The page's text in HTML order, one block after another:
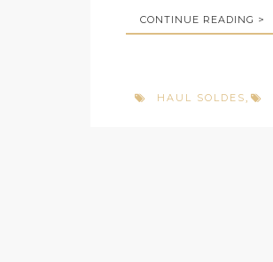
CONTINUE READING >
HAUL SOLDES,